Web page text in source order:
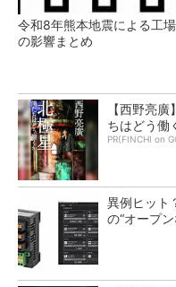
令和8年熊本地震による工
の影響まとめ
【西野亮
ちはどう働
PR(FINCHI on
異例ヒット
の“オープ